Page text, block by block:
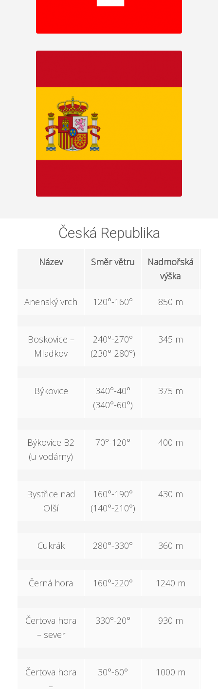
Česká Republika
Název Směr větru
Nadmořská
výška
Anenský vrch 120°-160° 850 m
Boskovice –
Mladkov
240°-270°
(230°-280°)
345 m
Býkovice
340°-40°
(340°-60°)
375 m
Býkovice B2
(u vodárny)
70°-120° 400 m
Bystřice nad
Olší
160°-190°
(140°-210°)
430 m
Cukrák 280°-330° 360 m
Černá hora 160°-220° 1240 m
Čertova hora
– sever
330°-20° 930 m
Čertova hora
–
30°-60° 1000 m